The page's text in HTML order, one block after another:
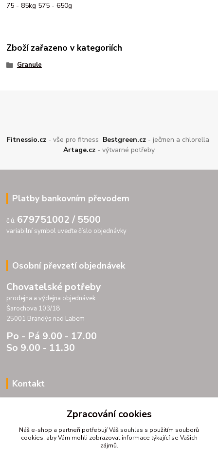
75 - 85kg 575 - 650g
Zboží zařazeno v kategoriích
Granule
Fitnessio.cz - vše pro fitness Bestgreen.cz - ječmen a chlorella
Artage.cz - výtvarné potřeby
Platby bankovním převodem
č.ú. 679751002 / 5500
variabilní symbol uveďte číslo objednávky
Osobní převzetí objednávek
Chovatelské potřeby
prodejna a výdejna objednávek
Šarochova 103/18
25001 Brandýs nad Labem
Po - Pá 9.00 - 17.00
So 9.00 - 11.30
Kontakt
DIC CZ07175833
Šarochova 103/18
Zpracování cookies
Náš e-shop a partneři potřebují Váš souhlas s použitím souborů
cookies, aby Vám mohli zobrazovat informace týkající se Vašich
zájmů.